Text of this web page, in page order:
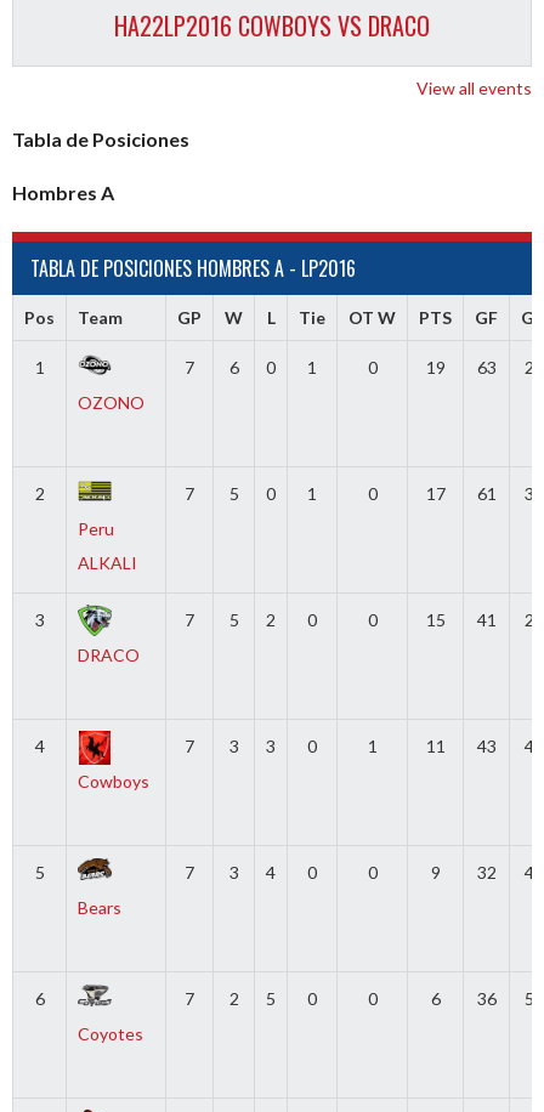
HA22LP2016 COWBOYS VS DRACO
View all events
Tabla de Posiciones
Hombres A
TABLA DE POSICIONES HOMBRES A - LP2016
Pos Team GP W L Tie OT W PTS GF
1
OZONO
7 6 0 1 0 19 63 24
2
Peru
ALKALI
7 5 0 1 0 17 61 31
3
DRACO
7 5 2 0 0 15 41 26
4
Cowboys
7 3 3 0 1 11 43 47
5
Bears
7 3 4 0 0 9 32 49
6
Coyotes
7 2 5 0 0 6 36 58